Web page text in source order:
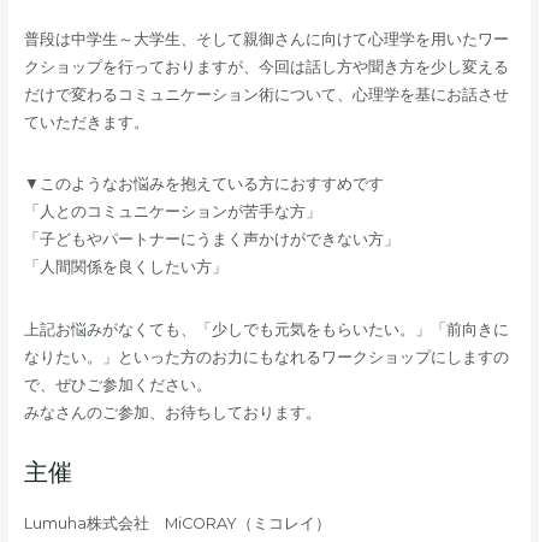
普段は中学生～大学生、そして親御さんに向けて心理学を用いたワー
クショップを行っておりますが、今回は話し方や聞き方を少し変える
だけで変わるコミュニケーション術について、心理学を基にお話させ
ていただきます。
▼このようなお悩みを抱えている方におすすめです
「人とのコミュニケーションが苦手な方」
「子どもやパートナーにうまく声かけができない方」
「人間関係を良くしたい方」
上記お悩みがなくても、「少しでも元気をもらいたい。」「前向きに
なりたい。」といった方のお力にもなれるワークショップにしますの
で、ぜひご参加ください。
みなさんのご参加、お待ちしております。
主催
Lumuha株式会社 MiCORAY（ミコレイ）